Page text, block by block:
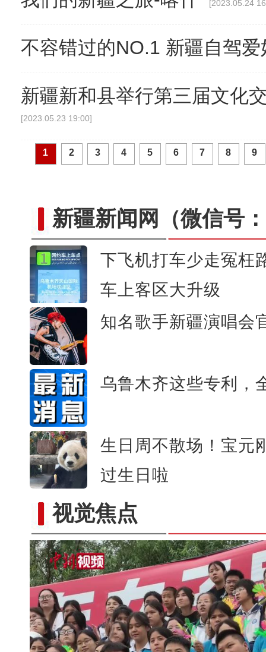
[2023.05.24
不容错过的NO.1 新疆自驾
新疆新和县举行第三届文化
[2023.05.23 19:00]
1 2 3 4 5 6 7 8 9
新疆新闻网 （微信号
下飞机打车少走冤枉
车上客区大升级
知名歌手新疆演唱会
乌鲁木齐这些专利，
生日周不散场！宝元
过生日啦
视觉焦点
“这里的交警怎么个个像妈妈”女子一
交警接连提示 一
全国青少年女子足球民族团